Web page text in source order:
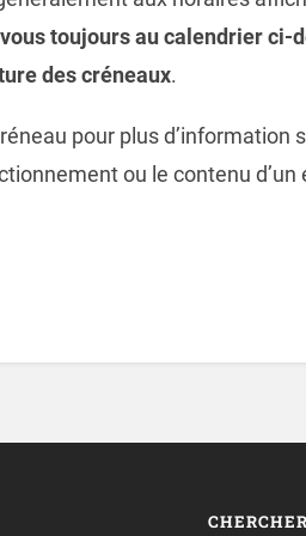
toujours au calendrier ci-
des créneaux.
pour plus d’information
ou le contenu d’un
CHERCHER